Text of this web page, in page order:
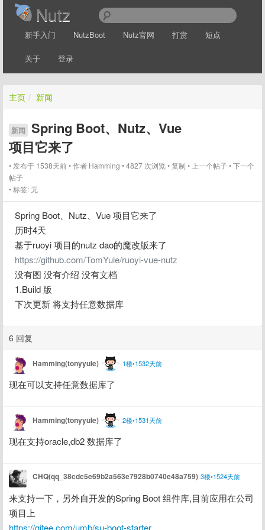
Nutz
新手入门 NutzBoot Nutz官网 打赏 短点
关于 登录
主页 / 新闻
新闻 Spring Boot、Nutz、Vue
项目它来了
发布于 1538天前 作者 Hamming 4827 次浏览 复制 上一个帖子 下一个
帖子
标签:无
Spring Boot、Nutz、Vue 项目它来了
历时4天
基于ruoyi 项目的nutz dao的魔改版来了
https://github.com/TomYule/ruoyi-vue-nutz
没有图 没有介绍 没有文档
1.Build 版
下次更新 将支持任意数据库
6 回复
Hamming(tonyyule) 1楼•1532天前
现在可以支持任意数据库了
Hamming(tonyyule) 2楼•1531天前
现在支持oracle,db2 数据库了
CHQ(qq_38cdc5e69b2a563e7928b0740e48a759) 3楼•1524天前
来支持一下，另外自开发的Spring Boot 组件库,目前应用在公司
项目上
https://gitee.com/umb/su-boot-starter